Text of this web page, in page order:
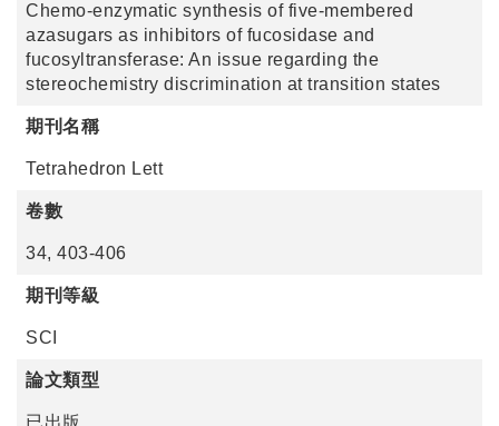
Chemo-enzymatic synthesis of five-membered
azasugars as inhibitors of fucosidase and
fucosyltransferase: An issue regarding the
stereochemistry discrimination at transition states
期刊名稱
Tetrahedron Lett
卷數
34, 403-406
期刊等級
SCI
論文類型
已出版